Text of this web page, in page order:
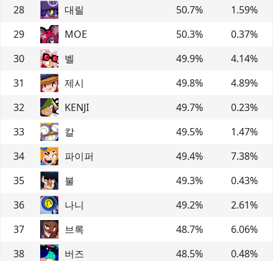
28 대릴 50.7% 1.59%
29
MOE 50.3% 0.37%
30
벨 49.9% 4.14%
31
제시 49.8% 4.89%
32
KENJI 49.7% 0.23%
33
칼 49.5% 1.47%
34
파이퍼 49.4% 7.38%
35
불 49.3% 0.43%
36
나니 49.2% 2.61%
37
브록 48.7% 6.06%
38
버즈 48.5% 0.48%